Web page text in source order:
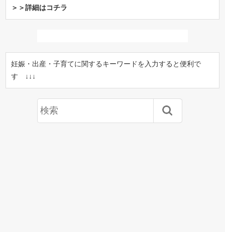
＞＞詳細はコチラ
妊娠・出産・子育てに関するキーワードを入力すると便利で
す ↓↓↓